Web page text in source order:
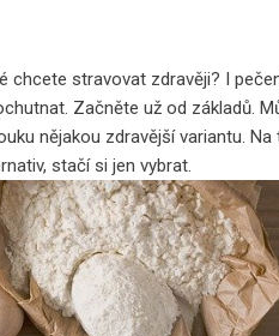
chcete stravovat zdravěji? I
Začněte už od základů.
nějakou zdravější variantu. Na
stačí si jen vybrat.